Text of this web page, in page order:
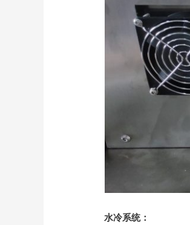
水冷系统：